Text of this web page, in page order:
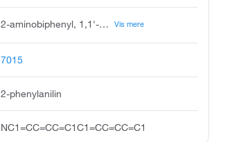
2-aminobiphenyl, 1,1'-biphenyl-2-amine, 2-biphenylamine, 2-aminodiphenyl, o-aminobiphenyl, o-biphenylamine, biphenyl-2-ylamine, o-aminodiphenyl, o-phenylaniline, biphenyl-2-amine Vis mere
7015
2-phenylanilin
NC1=CC=CC=C1C1=CC=CC=C1